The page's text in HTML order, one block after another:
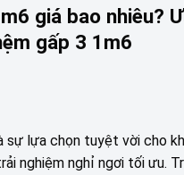
giá bao nhiêu?
gấp 3 1m6
sự lựa chọn tuyệt vời cho
nghiệm nghỉ ngơi tối ưu.